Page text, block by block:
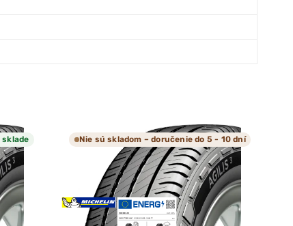
sklade Nie sú skladom – doručenie do 5 - 10 dní